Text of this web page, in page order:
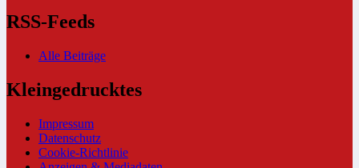
RSS-Feeds
Alle Beiträge
Kleingedrucktes
Impressum
Datenschutz
Cookie-Richtlinie